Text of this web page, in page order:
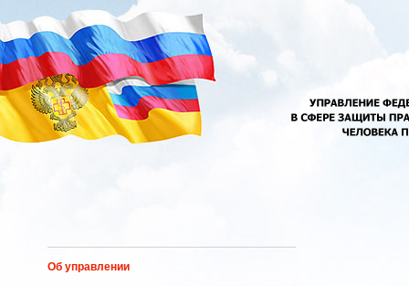
Перейти к основному содержанию
Об управлении